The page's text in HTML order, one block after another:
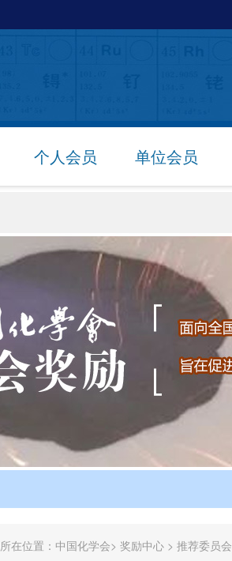
个人会员 单位会员
所在位置： 中国化学会> 奖励中心 > 推荐委员会